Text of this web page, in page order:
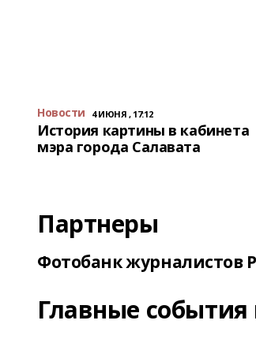
Новости 4 ИЮНЯ , 17:12
История картины в кабинета
мэра города Салавата
Партнеры
Фотобанк журналистов
Главные